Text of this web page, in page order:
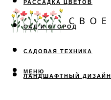
РАССАДКА ЦВЕТОВ
САД И ОГОРОД
САДОВАЯ ТЕХНИКА
ЛАНДШАФТНЫЙ ДИЗАЙН
МЕНЮ